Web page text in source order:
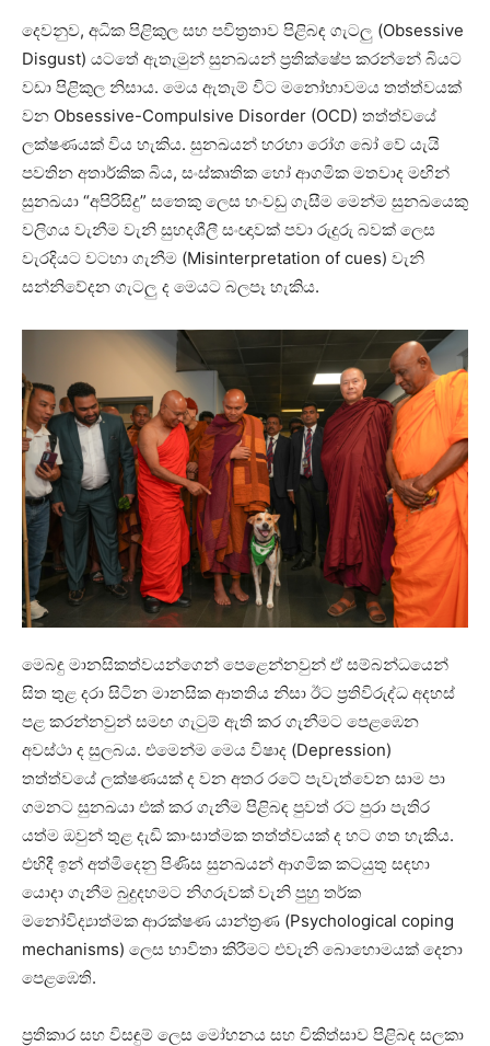
දෙවනුව, අධික පිළිකුල සහ පවිත්‍රතාව පිළිබඳ ගැටලු (Obsessive
Disgust) යටතේ ඇතැමුන් සුනඛයන් ප්‍රතික්ෂේප කරන්නේ බියට
වඩා පිළිකුල නිසාය. මෙය ඇතැම් විට මනෝභාවමය තත්ත්වයක්
වන Obsessive-Compulsive Disorder (OCD) තත්ත්වයේ
ලක්ෂණයක් විය හැකිය. සුනඛයන් හරහා රෝග බෝ වේ යැයි
පවතින අතාර්කික බිය, සංස්කෘතික හෝ ආගමික මතවාද මඟින්
සුනඛයා “අපිරිසිදු” සතෙකු ලෙස හංවඩු ගැසීම මෙන්ම සුනඛයෙකු
වලිගය වැනීම වැනි සුහදශීලී සංඥාවක් පවා රුදුරු බවක් ලෙස
වැරදියට වටහා ගැනීම (Misinterpretation of cues) වැනි
සන්නිවේදන ගැටලු ද මෙයට බලපෑ හැකිය.
මෙබඳු මානසිකත්වයන්ගෙන් පෙළෙන්නවුන් ඒ සම්බන්ධයෙන්
සිත තුළ දරා සිටින මානසික ආතතිය නිසා ඊට ප්‍රතිවිරුද්ධ අදහස්
පළ කරන්නවුන් සමඟ ගැටුම් ඇති කර ගැනීමට පෙළඹෙන
අවස්ථා ද සුලබය. එමෙන්ම මෙය විෂාද (Depression)
තත්ත්වයේ ලක්ෂණයක් ද වන අතර රටේ පැවැත්වෙන සාම පා
ගමනට සුනඛයා එක් කර ගැනීම පිළිබඳ පුවත් රට පුරා පැතිර
යත්ම ඔවුන් තුළ දැඩි කාංසාත්මක තත්ත්වයක් ද හට ගත හැකිය.
එහිදී ඉන් අත්මිදෙනු පිණිස සුනඛයන් ආගමික කටයුතු සඳහා
යොදා ගැනීම බුදුදහමට නිගරුවක් වැනි පුහු තර්ක
මනෝවිද්‍යාත්මක ආරක්ෂණ යාන්ත්‍රණ (Psychological coping
mechanisms) ලෙස භාවිතා කිරීමට එවැනි බොහොමයක් දෙනා
පෙළඹෙති.
ප්‍රතිකාර සහ විසඳුම් ලෙස මෝහනය සහ චිකිත්සාව පිළිබඳ සලකා